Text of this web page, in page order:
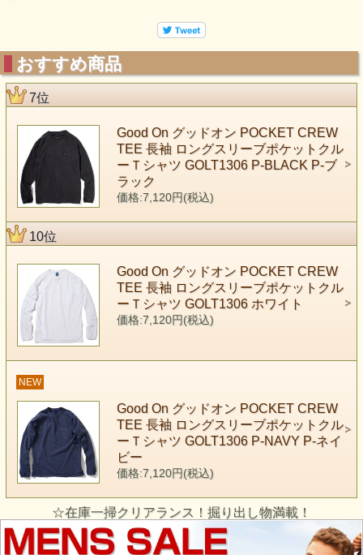
おすすめ商品
7位
Good On グッドオン POCKET CREW
TEE 長袖 ロングスリーブポケットクル
ーＴシャツ GOLT1306 P-BLACK P-ブ
ラック
価格:7,120円(税込)
10位
Good On グッドオン POCKET CREW
TEE 長袖 ロングスリーブポケットクル
ーＴシャツ GOLT1306 ホワイト
価格:7,120円(税込)
NEW
Good On グッドオン POCKET CREW
TEE 長袖 ロングスリーブポケットクル
ーＴシャツ GOLT1306 P-NAVY P-ネイ
ビー
価格:7,120円(税込)
☆在庫一掃クリアランス！掘り出し物満載！